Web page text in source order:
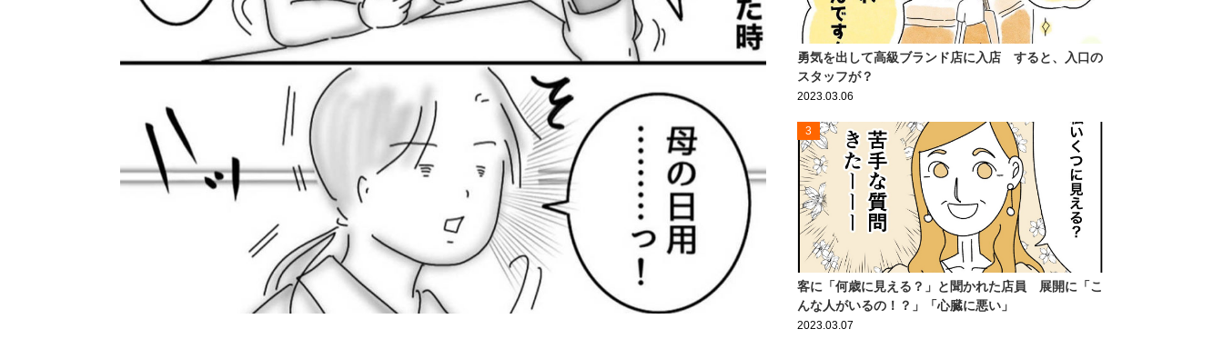
勇気を出して高級ブランド店に入店 すると、入口の
スタッフが？
2023.03.06
3
客に「何歳に見える？」と聞かれた店員 展開に「こ
んな人がいるの！？」「心臓に悪い」
2023.03.07